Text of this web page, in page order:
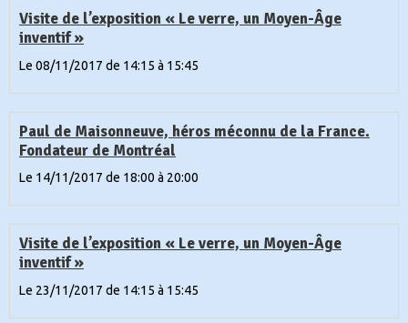
Visite de l’exposition « Le verre, un Moyen-Âge
inventif »
Le 08/11/2017 de 14:15 à 15:45
Paul de Maisonneuve, héros méconnu de la France.
Fondateur de Montréal
Le 14/11/2017 de 18:00 à 20:00
Visite de l’exposition « Le verre, un Moyen-Âge
inventif »
Le 23/11/2017 de 14:15 à 15:45